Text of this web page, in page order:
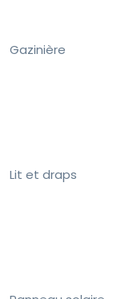
Gazinière
Lit et draps